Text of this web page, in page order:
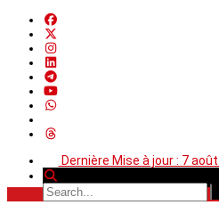
Dernière Mise à jour : 7